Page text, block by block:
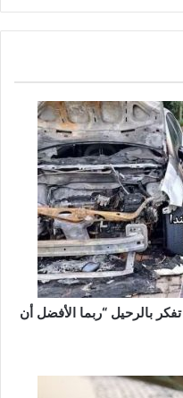
تفكر بالرحيل “ربما الأفضل أن